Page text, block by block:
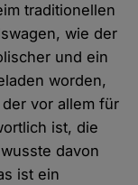
traditionellen
wie der
und ein
worden,
vor allem für
ist, die
davon
ist ein